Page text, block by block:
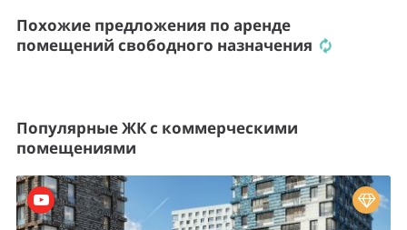
Похожие предложения по аренде
помещений свободного назначения
Популярные ЖК с коммерческими
помещениями